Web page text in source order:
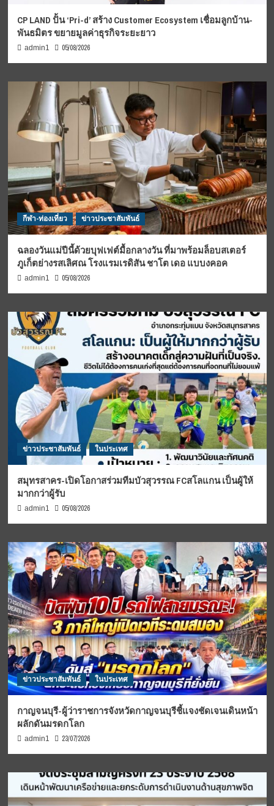
CP LAND ปั้น ‘Pri-d’ สร้าง Customer Ecosystem เชื่อมลูกบ้าน-
พันธมิตร ขยายมูลค่าธุรกิจระยะยาว
admin1 05/08/2026
กีฬา-ท่องเที่ยว ข่าวประชาสัมพันธ์
ฉลองวันแม่ปีนี้ด้วยบุฟเฟต์มื้อกลางวัน ที่มาพร้อมล็อบสเตอร์
ภูเก็ตย่างรสเลิศณ โรงแรมเรดิสัน ชาโต เดอ แบบงคอค
admin1 05/08/2026
ข่าวประชาสัมพันธ์ ในประเทศ
สมุทรสาคร-เปิดโอกาสร่วมทีมบัวสุวรรณ FCสโลแกน เป็นผู้ให้
มากกว่าผู้รับ
admin1 05/08/2026
ข่าวประชาสัมพันธ์ ในประเทศ
กาญจนบุรี-ผู้ว่าราชการจังหวัดกาญจนบุรีชี้แจงชัดเจนเดินหน้า
ผลักดันมรดกโลก
admin1 23/07/2026